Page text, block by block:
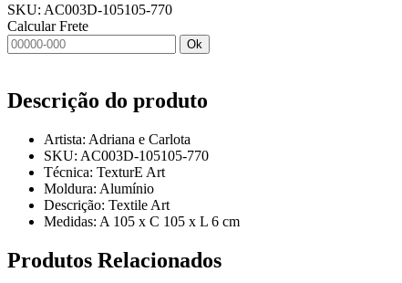
SKU: AC003D-105105-770
Calcular Frete
Ok
Descrição do produto
Artista: Adriana e Carlota
SKU: AC003D-105105-770
Técnica: TexturE Art
Moldura: Alumínio
Descrição: Textile Art
Medidas: A 105 x C 105 x L 6 cm
Produtos Relacionados